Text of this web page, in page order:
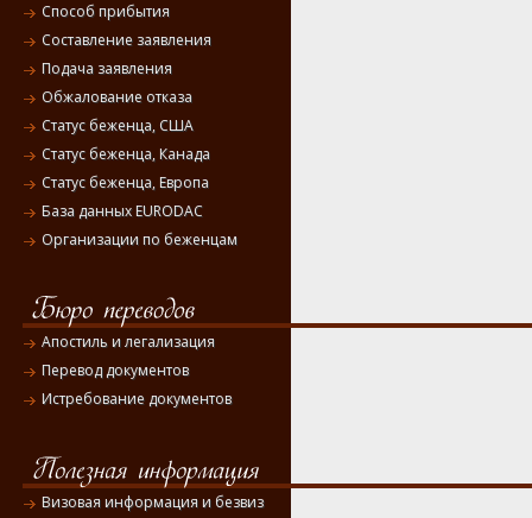
Способ прибытия
Составление заявления
Подача заявления
Обжалование отказа
Статус беженца, США
Статус беженца, Канада
Статус беженца, Европа
База данных EURODAC
Организации по беженцам
Апостиль и легализация
Перевод документов
Истребование документов
Визовая информация и безвиз